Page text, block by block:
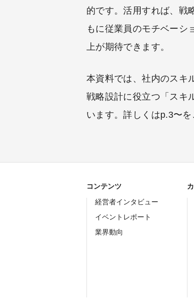
的です。活用すれば、戦
もに従業員のモチベーシ
上が期待できます。
本資料では、社内のスキ
戦略設計に役立つ「スキ
います。詳しくはp.3〜を
コンテンツ
経営者インタビュー
イベントレポート
業界動向